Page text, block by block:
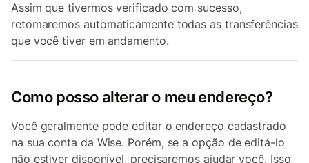
Assim que tivermos verificado com sucesso,
retomaremos automaticamente todas as transferências
que você tiver em andamento.
Como posso alterar o meu endereço?
Você geralmente pode editar o endereço cadastrado
na sua conta da Wise. Porém, se a opção de editá-lo
não estiver disponível, precisaremos ajudar você. Isso